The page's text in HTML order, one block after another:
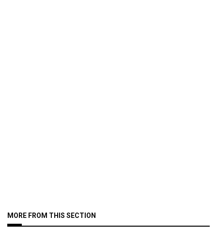
MORE FROM THIS SECTION